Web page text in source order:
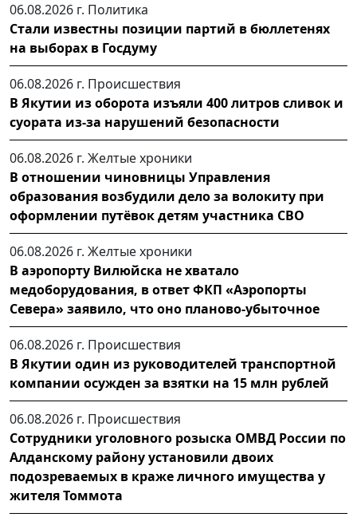
06.08.2026 г. Политика
Стали известны позиции партий в бюллетенях
на выборах в Госдуму
06.08.2026 г. Происшествия
В Якутии из оборота изъяли 400 литров сливок и
суората из-за нарушений безопасности
06.08.2026 г. Желтые хроники
В отношении чиновницы Управления
образования возбудили дело за волокиту при
оформлении путёвок детям участника СВО
06.08.2026 г. Желтые хроники
В аэропорту Вилюйска не хватало
медоборудования, в ответ ФКП «Аэропорты
Севера» заявило, что оно планово-убыточное
06.08.2026 г. Происшествия
В Якутии один из руководителей транспортной
компании осужден за взятки на 15 млн рублей
06.08.2026 г. Происшествия
Сотрудники уголовного розыска ОМВД России по
Алданскому району установили двоих
подозреваемых в краже личного имущества у
жителя Томмота